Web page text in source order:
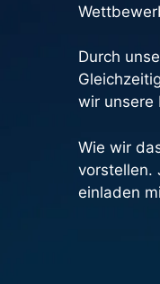
Durch
wir unsere
Wie wir
vorstellen.
einladen